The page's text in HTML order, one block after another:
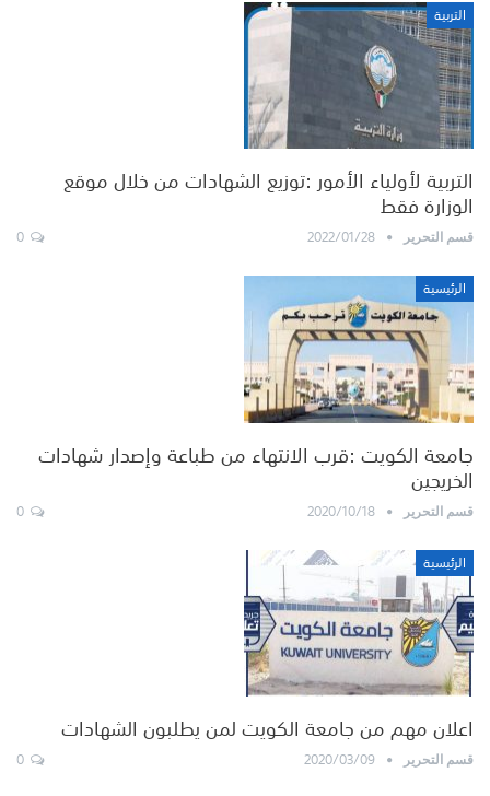
التربية
التربية لأولياء الأمور :توزيع الشهادات من خلال موقع
الوزارة فقط
قسم التحرير 2022/01/28
الرئيسية
جامعة الكويت :قرب الانتهاء من طباعة وإصدار شهادات
الخريجين
قسم التحرير 2020/10/18
الرئيسية
اعلان مهم من جامعة الكويت لمن يطلبون الشهادات
قسم التحرير 2020/03/09